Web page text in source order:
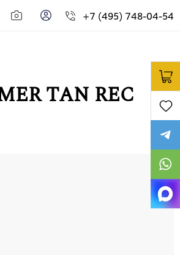
+7 (495) 748-04-54
TAN REC